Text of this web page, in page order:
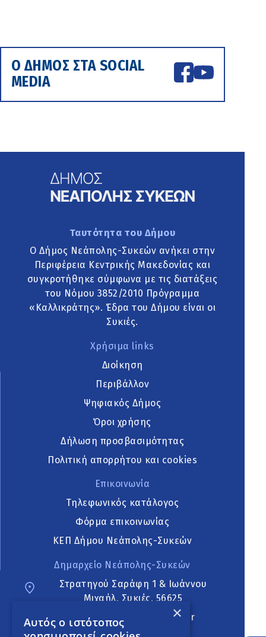
Ο ΔΗΜΟΣ ΣΤΑ SOCIAL
MEDIA
Ταυτότητα του Δήμου
Ο Δήμος Νεάπολης-Συκεών ανήκει στην
Περιφέρεια Κεντρικής Μακεδονίας και
συγκροτήθηκε σύμφωνα με τις διατάξεις
του Νόμου 3852/2010 Πρόγραμμα
«Καλλικράτης». Έδρα του Δήμου είναι οι
Συκιές.
Χρήσιμα links
Διοίκηση
Περιβάλλον
Ψηφιακός Δήμος
Όροι χρήσης
Δήλωση προσβασιμότητας
Πολιτική απορρήτου και cookies
Επικοινωνία
Τηλεφωνικός κατάλογος
Φόρμα επικοινωνίας
ΚΕΠ Δήμου Νεάπολης-Συκεών
Δημαρχείο Νεάπολης-Συκεών
Στρατηγού Σαράφη 1 & Ιωάννου
Μιχαήλ, Συκιές, 56625
neapoli.sykies@ddt.gov.gr
×
Αυτός ο ιστότοπος